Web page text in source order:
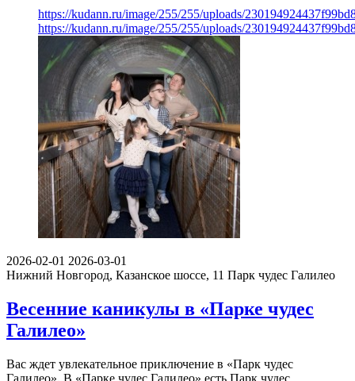
https://kudann.ru/image/255/255/uploads/
https://kudann.ru/image/255/255/uploads/
2026-02-01 2026-03-01
Нижний Новгород, Казанское шоссе, 11 Парк чудес Галилео
Весенние каникулы в «Парке чудес
Галилео»
Вас ждет увлекательное приключение в «Парк чудес
Галилео». В «Парке чудес Галилео» есть Парк чудес